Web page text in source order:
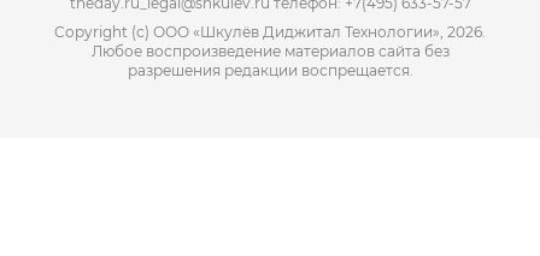
Copyright (с) ООО «Шкулёв Диджитал Технологии», 2026.
Любое воспроизведение материалов сайта без
разрешения редакции воспрещается.